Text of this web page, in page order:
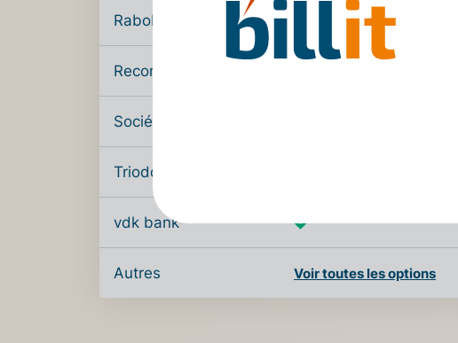
Rabobank
Recordbank
Société Générale
Triodos
vdk bank
Autres Voir toutes les options